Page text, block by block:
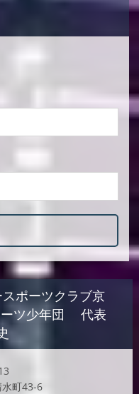
ポーツクラブ京
少年団 代表
町43-6